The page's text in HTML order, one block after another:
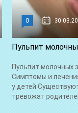
0
Пульпит
Пульпит молочных
Симптомы и
у детей
тревожат